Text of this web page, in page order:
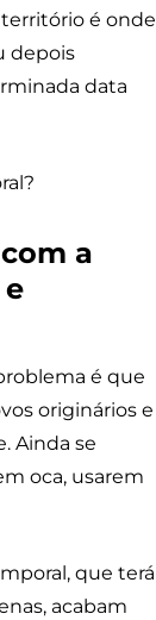
é onde
depois
data
a
é que
originários e
Ainda se
oca, usarem
que terá
acabam